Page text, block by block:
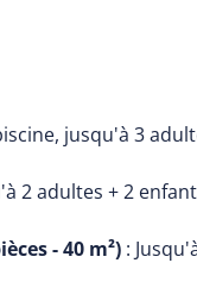
jusqu'à 3
2 adultes + 2
- 40 m²) :